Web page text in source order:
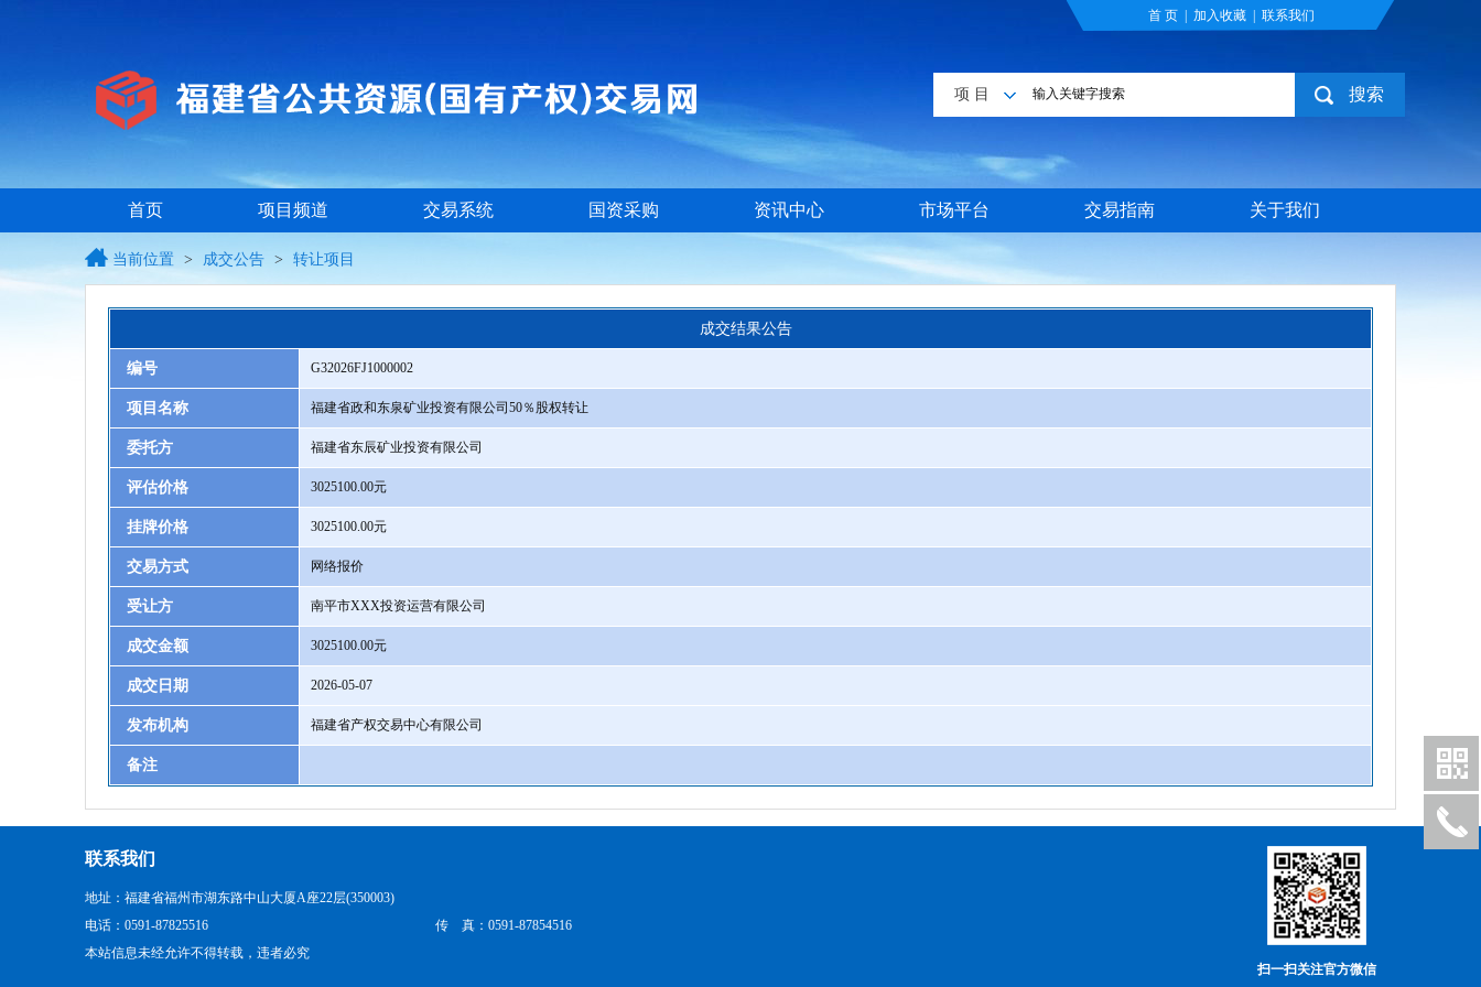
首 页 加入收藏 联系我们
项 目 搜索
首页 项目频道 交易系统 国资采购 资讯中心 市场平台 交易指南 关于我们
当前位置 > 成交公告 > 转让项目
成交结果公告
编号 G32026FJ1000002
项目名称 福建省政和东泉矿业投资有限公司50％股权转让
委托方 福建省东辰矿业投资有限公司
评估价格 3025100.00元
挂牌价格 3025100.00元
交易方式 网络报价
受让方 南平市XXX投资运营有限公司
成交金额 3025100.00元
成交日期 2026-05-07
发布机构 福建省产权交易中心有限公司
备注
联系我们
地址：福建省福州市湖东路中山大厦A座22层(350003)
电话：0591-87825516
传 真：0591-87854516
本站信息未经允许不得转载，违者必究
扫一扫关注官方微信